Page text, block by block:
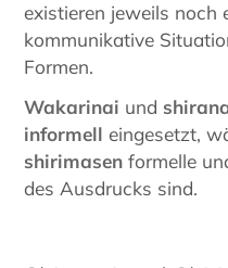
existieren jeweils noch
kommunikative
Formen.
Wakarinai und
informell eingesetzt,
shirimasen formelle
des Ausdrucks sind.